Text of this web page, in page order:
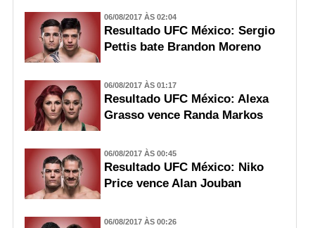
06/08/2017 ÀS 02:04
Resultado UFC México: Sergio
Pettis bate Brandon Moreno
06/08/2017 ÀS 01:17
Resultado UFC México: Alexa
Grasso vence Randa Markos
06/08/2017 ÀS 00:45
Resultado UFC México: Niko
Price vence Alan Jouban
06/08/2017 ÀS 00:26